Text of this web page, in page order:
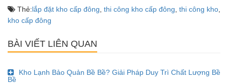
Thẻ:lắp đặt kho cấp đông thi công kho cấp đông thi công kho
kho cấp đông
BÀI VIẾT LIÊN QUAN
Kho Lạnh Bảo Quản Bề Bề? Giải Pháp Duy Trì Chất Lượng Bề
Bề